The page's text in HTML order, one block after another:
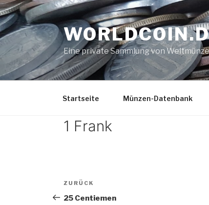
Zum
Inhalt
springen
Eine private Sammlung von
Startseite Münzen-Datenbank
1 Frank
Beitrags-
Navigation
Vorheriger
Beitrag
ZURÜCK
25 Centiemen